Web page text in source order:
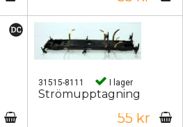
31515-8111 I lager
Strömupptagning
55 kr